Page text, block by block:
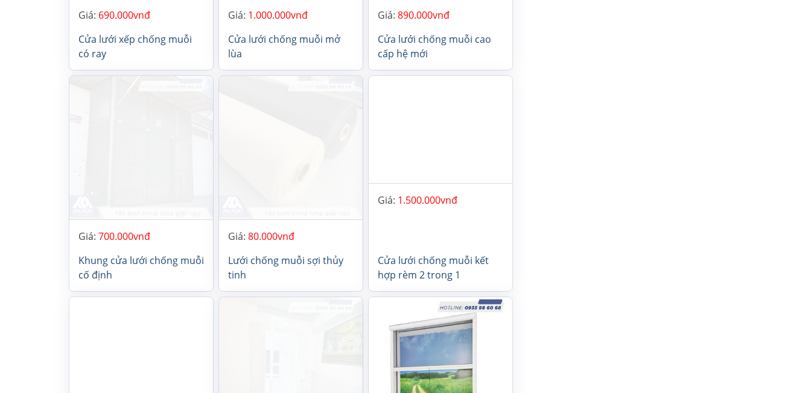
Giá: 690.000
Cửa lưới xếp chống muỗi
có ray
Giá: 1.000.000
Cửa lưới chống muỗi mở
lùa
Giá: 890.000
Cửa lưới chống muỗi cao
cấp hệ mới
Giá: 700.000
Khung cửa lưới chống muỗi
cố định
Giá: 80.000
Lưới chống muỗi sợi thủy
tinh
Cửa lưới chống muỗi kết
hợp rèm 2 trong 1